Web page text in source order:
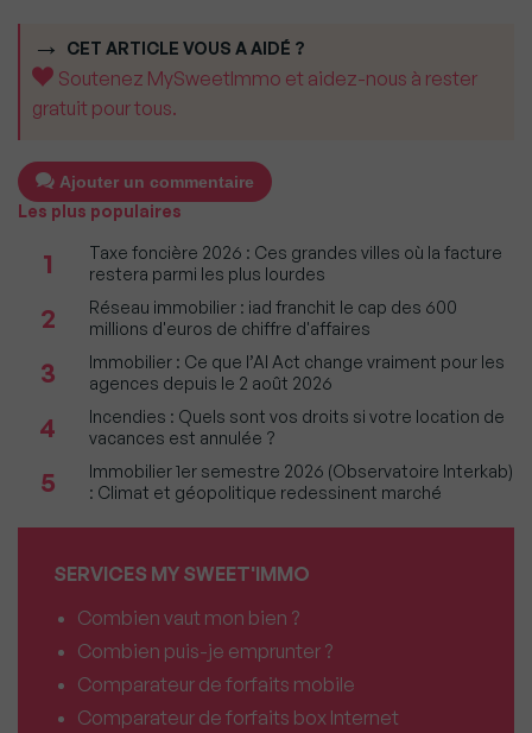
CET ARTICLE VOUS A AIDÉ ?
Soutenez MySweetImmo et aidez-nous à rester
gratuit pour tous.
Ajouter un commentaire
Les plus populaires
1
Taxe foncière 2026 : Ces grandes villes où la facture
restera parmi les plus lourdes
2
Réseau immobilier : iad franchit le cap des 600
millions d'euros de chiffre d'affaires
3
Immobilier : Ce que l’AI Act change vraiment pour les
agences depuis le 2 août 2026
4
Incendies : Quels sont vos droits si votre location de
vacances est annulée ?
5
Immobilier 1er semestre 2026 (Observatoire Interkab)
: Climat et géopolitique redessinent marché
SERVICES MY SWEET'IMMO
Combien vaut mon bien ?
Combien puis-je emprunter ?
Comparateur de forfaits mobile
Comparateur de forfaits box Internet